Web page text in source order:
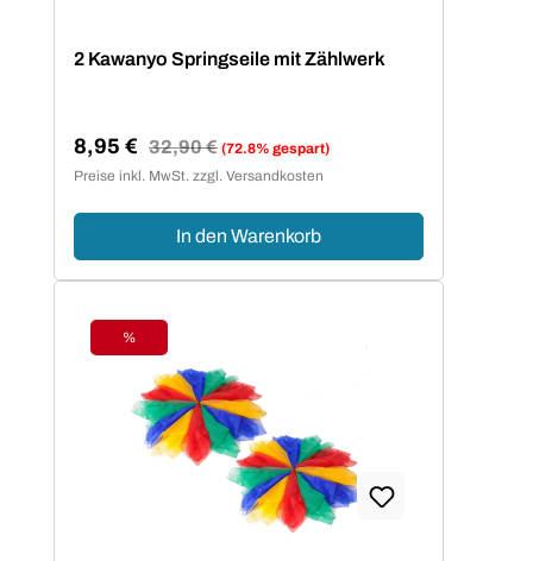
2 Kawanyo Springseile mit Zählwerk
Verkaufspreis:
8,95 € Regulärer Preis:
32,90 € (72.8% gespart)
Preise inkl. MwSt. zzgl. Versandkosten
In den Warenkorb
Rabatt
%